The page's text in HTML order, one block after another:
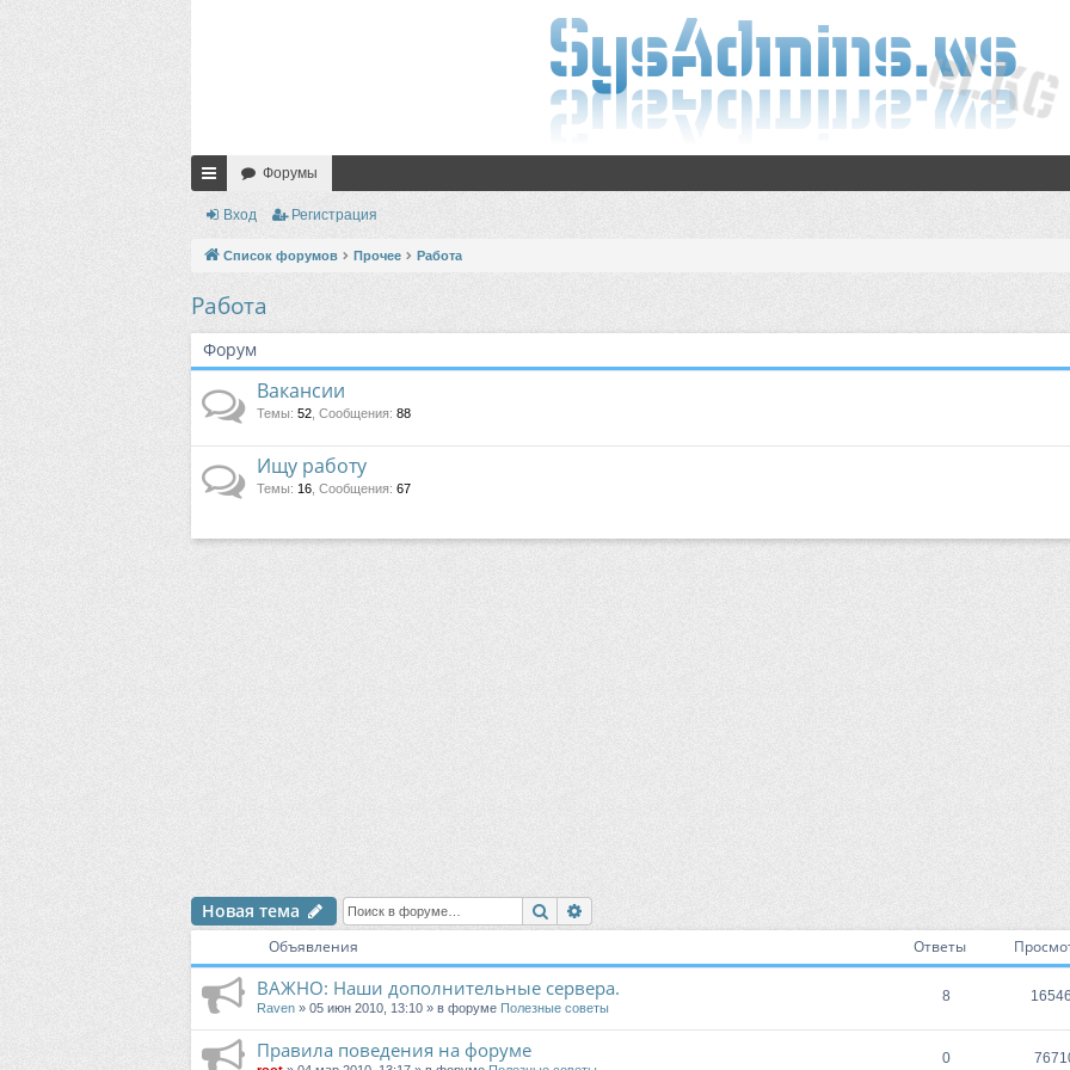
с
ы
и
Форумы
Вход Регистрация
Список форумов Прочее Работа
Работа
Форум
Вакансии
Темы: 52 Сообщения: 88
Ищу работу
Темы: 16 Сообщения: 67
Новая тема Поиск
Объявления Ответы
ВАЖНО: Наши дополнительные сервера.
Raven » 05 июн 2010, 13:10 » в форуме Полезные советы
8
Правила поведения на форуме 0